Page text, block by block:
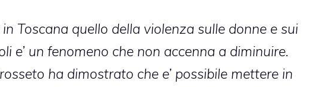
Toscana quello della violenza sulle donne e sui
e’ un fenomeno che non accenna a diminuire.
ha dimostrato che e’ possibile mettere in